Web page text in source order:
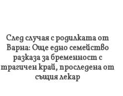
След случая с родилката от
Варна: Още едно семейство
разказа за бременност с
трагичен край, проследена от
същия лекар